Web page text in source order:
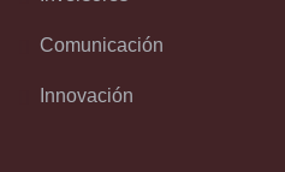
Comunicación
Innovación